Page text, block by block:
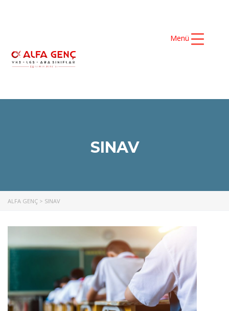
Menü
SINAV
ALFA GENÇ > SINAV